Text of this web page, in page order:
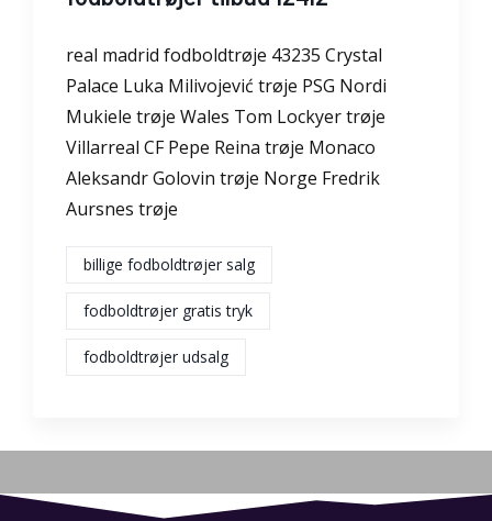
real madrid fodboldtrøje 43235 Crystal
Palace Luka Milivojević trøje PSG Nordi
Mukiele trøje Wales Tom Lockyer trøje
Villarreal CF Pepe Reina trøje Monaco
Aleksandr Golovin trøje Norge Fredrik
Aursnes trøje
billige fodboldtrøjer salg
fodboldtrøjer gratis tryk
fodboldtrøjer udsalg